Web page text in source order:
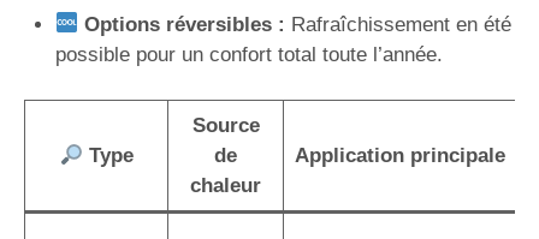
Options réversibles : Rafraîchissement en été
possible pour un confort total toute l’année.
Type
Source
de
chaleur
Application principale